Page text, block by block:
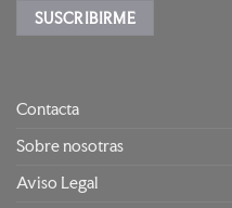
Contacta
Sobre nosotras
Aviso Legal